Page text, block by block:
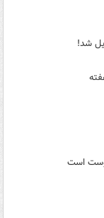
شد!
است